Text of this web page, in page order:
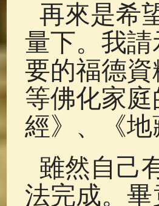
再來是希
量下。我
要的福德
等佛化家
經》、《地
雖然自己
法完成。